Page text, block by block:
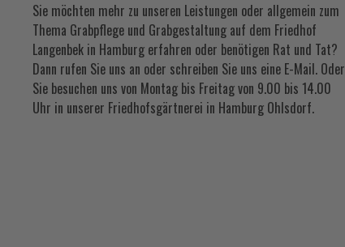
Sie möchten mehr zu unseren Leistungen oder allgemein zum
Thema Grabpflege und Grabgestaltung auf dem Friedhof
Langenbek in Hamburg erfahren oder benötigen Rat und Tat?
Dann rufen Sie uns an oder schreiben Sie uns eine E-Mail. Oder
Sie besuchen uns von Montag bis Freitag von 9.00 bis 14.00
Uhr in unserer Friedhofsgärtnerei in Hamburg Ohlsdorf.